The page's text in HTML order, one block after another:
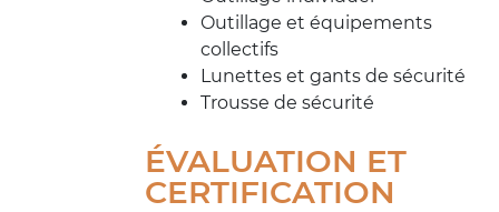
Outillage et équipements
collectifs
Lunettes et gants de sécurité
Trousse de sécurité
ÉVALUATION ET
CERTIFICATION